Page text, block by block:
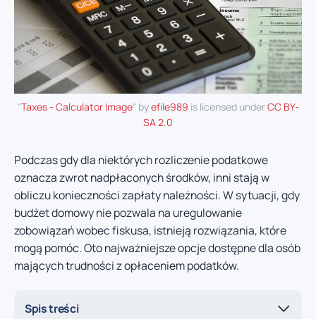
"Taxes - Calculator Image" byefile989 is licensed underCC BY-
SA 2.0
Podczas gdy dla niektórych rozliczenie podatkowe
oznacza zwrot nadpłaconych środków, inni stają w
obliczu konieczności zapłaty należności. W sytuacji, gdy
budżet domowy nie pozwala na uregulowanie
zobowiązań wobec fiskusa, istnieją rozwiązania, które
mogą pomóc. Oto najważniejsze opcje dostępne dla osób
mających trudności z opłaceniem podatków.
Spis treści